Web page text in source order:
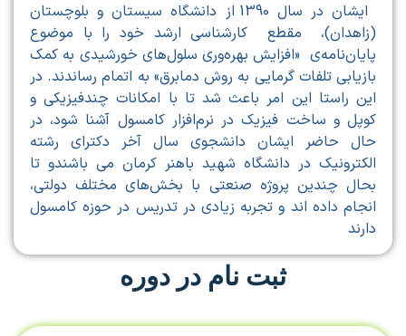
ایشان در سال 1390 از دانشگاه سیستان و بلوچستان
(زاهدان)، مقطع کارشناسی ارشد خود را با موضوع
پایان‌نامه‌ی «افزایش بهره‌وری سلول‌های خورشیدی به کمک
بازیابی تلفات گرمایی به روش دمابرق» به اتمام رساندند. در
این راستا این امر باعث شد تا با امکانات چندفیزیکی و
کوپل و ساخت فیزیک در نرم‌افزار کامسول آشنا شود، در
حال حاضر ایشان دانشجوی سال آخر دکترای رشته
الکترونیک در دانشگاه شهید باهنر کرمان می باشندو تا
بحال چندین پروژه صنعتی با بخش‌های مختلف دولتی،
انجام داده اند و تجربه زیادی در تدریس در حوزه کامسول
دارند
ثبت نام در دوره